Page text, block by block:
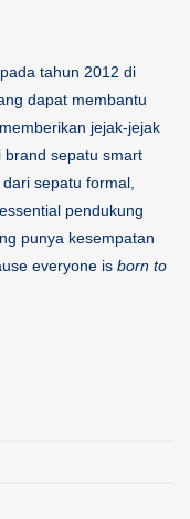
tahun 2012 di
dapat membantu
jejak-jejak
brand sepatu smart
sepatu formal,
pendukung
punya kesempatan
everyone is born to